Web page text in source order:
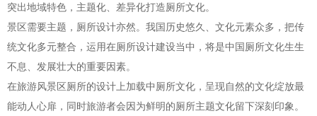
突出地域特色，主题化、差异化打造厕所文化。
景区需要主题，厕所设计亦然。我国历史悠久、文化元素众多，把传
统文化多元整合，运用在厕所设计建设当中，将是中国厕所文化生生
不息、发展壮大的重要因素。
在旅游风景区厕所的设计上加载中厕所文化，呈现自然的文化绽放最
能动人心扉，同时旅游者会因为鲜明的厕所主题文化留下深刻印象。